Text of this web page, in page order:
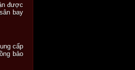
được
bay
cấp
bảo